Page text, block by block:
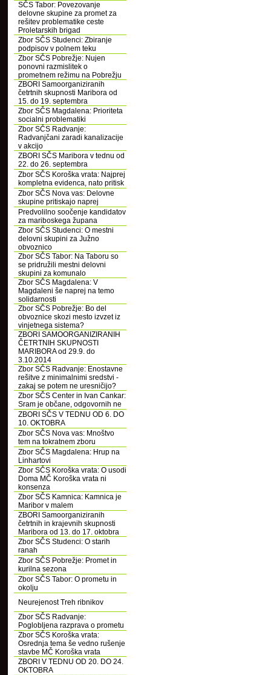
SČS Tabor: Povezovanje
delovne skupine za promet za
rešitev problematike ceste
Proletarskih brigad
Zbor SČS Studenci: Zbiranje
podpisov v polnem teku
Zbor SČS Pobrežje: Nujen
ponovni razmislitek o
prometnem režimu na Pobrežju
ZBORI Samoorganiziranih
četrtnih skupnosti Maribora od
15. do 19. septembra
Zbor SČS Magdalena: Prioriteta
socialni problematiki
Zbor SČS Radvanje:
Radvanjčani zaradi kanalizacije
v akcijo
ZBORI SČS Maribora v tednu od
22. do 26. septembra
Zbor SČS Koroška vrata: Najprej
kompletna evidenca, nato pritisk
Zbor SČS Nova vas: Delovne
skupine pritiskajo naprej
Predvolilno soočenje kandidatov
za mariboskega župana
Zbor SČS Studenci: O mestni
delovni skupini za Južno
obvoznico
Zbor SČS Tabor: Na Taboru so
se pridružili mestni delovni
skupini za komunalo
Zbor SČS Magdalena: V
Magdaleni še naprej na temo
solidarnosti
Zbor SČS Pobrežje: Bo del
obvoznice skozi mesto izvzet iz
vinjetnega sistema?
ZBORI SAMOORGANIZIRANIH
ČETRTNIH SKUPNOSTI
MARIBORA od 29.9. do
3.10.2014
Zbor SČS Radvanje: Enostavne
rešitve z minimalnimi sredstvi -
zakaj se potem ne uresničijo?
Zbor SČS Center in Ivan Cankar:
Sram je občane, odgovornih ne
ZBORI SČS V TEDNU OD 6. DO
10. OKTOBRA
Zbor SČS Nova vas: Mnoštvo
tem na tokratnem zboru
Zbor SČS Magdalena: Hrup na
Linhartovi
Zbor SČS Koroška vrata: O usodi
Doma MČ Koroška vrata ni
konsenza
Zbor SČS Kamnica: Kamnica je
Maribor v malem
ZBORI Samoorganiziranih
četrtnih in krajevnih skupnosti
Maribora od 13. do 17. oktobra
Zbor SČS Studenci: O starih
ranah
Zbor SČS Pobrežje: Promet in
kurilna sezona
Zbor SČS Tabor: O prometu in
okolju
Neurejenost Treh ribnikov
Zbor SČS Radvanje:
Poglobljena razprava o prometu
Zbor SČS Koroška vrata:
Osrednja tema še vedno rušenje
stavbe MČ Koroška vrata
ZBORI V TEDNU OD 20. DO 24.
OKTOBRA